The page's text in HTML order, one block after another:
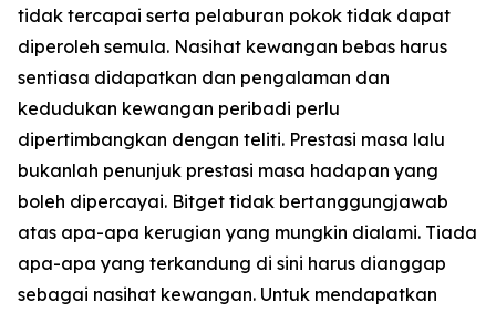
tidak tercapai serta pelaburan pokok tidak dapat
diperoleh semula. Nasihat kewangan bebas harus
sentiasa didapatkan dan pengalaman dan
kedudukan kewangan peribadi perlu
dipertimbangkan dengan teliti. Prestasi masa lalu
bukanlah penunjuk prestasi masa hadapan yang
boleh dipercayai. Bitget tidak bertanggungjawab
atas apa-apa kerugian yang mungkin dialami. Tiada
apa-apa yang terkandung di sini harus dianggap
sebagai nasihat kewangan. Untuk mendapatkan